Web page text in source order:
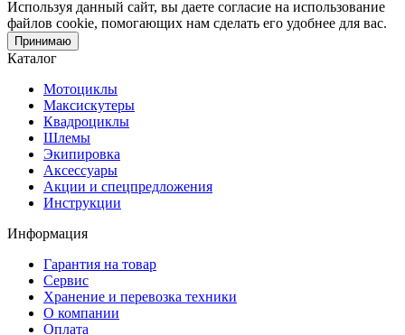
Используя данный сайт, вы даете согласие на использование
файлов cookie, помогающих нам сделать его удобнее для вас.
Принимаю
Каталог
Мотоциклы
Максискутеры
Квадроциклы
Шлемы
Экипировка
Аксессуары
Акции и спецпредложения
Инструкции
Информация
Гарантия на товар
Сервис
Хранение и перевозка техники
О компании
Оплата